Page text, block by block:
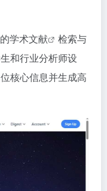
学术文献
检索与
和行业分析师设
核心信息并生成高